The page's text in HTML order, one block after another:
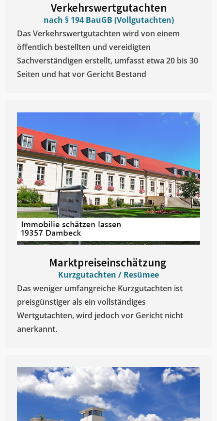
Verkehrswertgutachten
nach § 194 BauGB (Vollgutachten)
Das Verkehrswertgutachten wird von einem
öffentlich bestellten und vereidigten
Sachverständigen erstellt, umfasst etwa 20 bis 30
Seiten und hat vor Gericht Bestand
Marktpreiseinschätzung ​
Kurzgutachten / Resümee
Das weniger umfangreiche Kurzgutachten ist
preisgünstiger als ein vollständiges
Wertgutachten, wird jedoch vor Gericht nicht
anerkannt.